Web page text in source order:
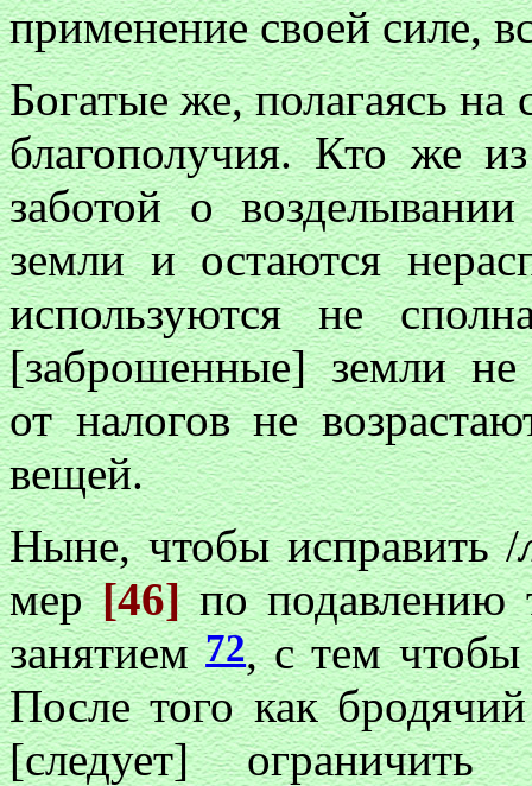
применение своей силе,
Богатые же, полагаясь на
благополучия. Кто же
заботой о
земли и остаются
используются не
[заброшенные] земли не
от налогов не
вещей.
Ныне, чтобы исправить /
мер[46]по подавлению
занятием72, с тем чтобы
После того как
[следует]